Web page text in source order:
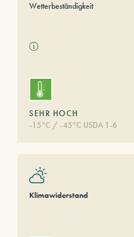
Wetterbeständigkeit
ⓘ
SEHR HOCH
-15°C / -45°C USDA 1-6
Klimawiderstand